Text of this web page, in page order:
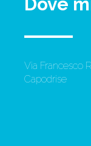
Via Francesco
Capodrise